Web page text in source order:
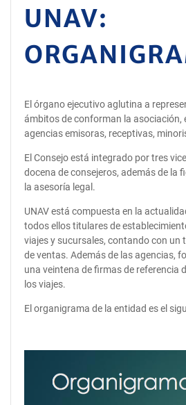
UNAV:
El órgano ejecutivo aglutina a
ámbitos de conforman la asociación,
agencias emisoras, receptivas,
El Consejo está integrado por tres
docena de consejeros, además de la
la asesoría legal.
UNAV está compuesta en la
todos ellos titulares de
viajes y sucursales, contando con un
de ventas. Además de las agencias,
una veintena de firmas de referencia
los viajes.
El organigrama de la entidad es el